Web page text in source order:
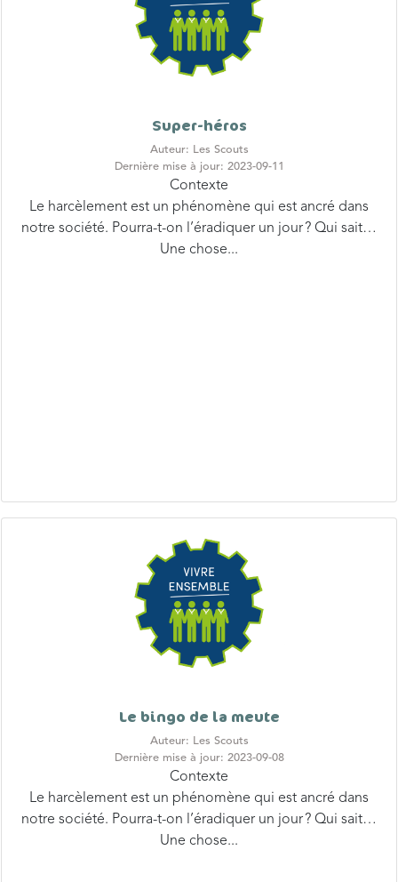
Auteur: Les Scouts
Dernière mise à jour: 2023-09-11
Contexte
Le harcèlement est un phénomène qui est ancré dans
notre société. Pourra-t-on l’éradiquer un jour ? Qui sait…
Une chose...
Auteur: Les Scouts
Dernière mise à jour: 2023-09-08
Contexte
Le harcèlement est un phénomène qui est ancré dans
notre société. Pourra-t-on l’éradiquer un jour ? Qui sait…
Une chose...